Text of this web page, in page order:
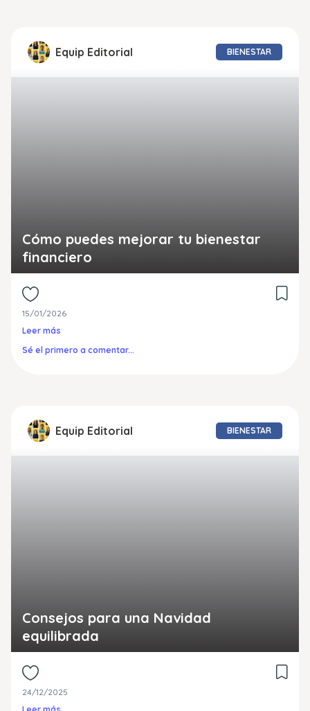
Cómo puedes mejorar tu bienestar
financiero
15/01/2026
Leer más
BIENESTAR
Equip Editorial
Sé el primero a comentar...
Consejos para una Navidad
equilibrada
24/12/2025
BIENESTAR
Equip Editorial